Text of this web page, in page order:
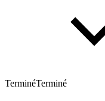
TerminéTerminé